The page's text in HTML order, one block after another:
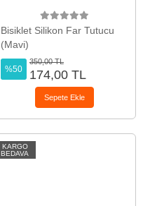
Bisiklet Silikon Far Tutucu
(Mavi)
%50
350,00 TL
174,00 TL
Sepete Ekle
KARGO
BEDAVA